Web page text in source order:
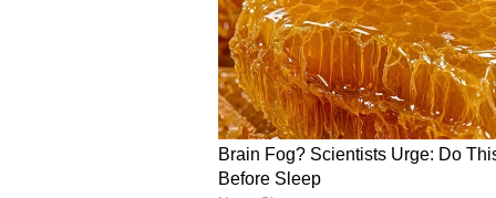
Image Credit :AI Image
వంట నూనె లేదా వెనిగర్‌తో...
నిమ్మకాయ కోసిన భాగానికి ఒకటి లేదా
లేదా వైట్ వెనిగర్ రాయండి. ఇది
తర్వాత దాన్ని ఒక ఎయిర్ టైట్ డబ్బాలో